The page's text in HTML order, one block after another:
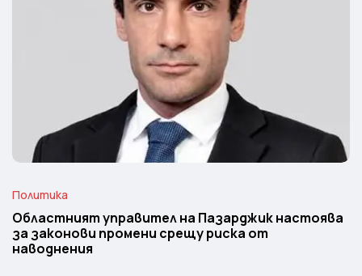
Политика
Областният управител на Пазарджик настоява
за законови промени срещу риска от
наводнения